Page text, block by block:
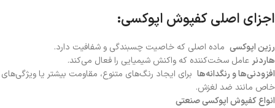
اجزای اصلی کفپوش اپوکسی:
رزین اپوکسی ماده اصلی که خاصیت چسبندگی و شفافیت دارد.
هاردنر عامل سخت‌کننده که واکنش شیمیایی را فعال می‌کند.
افزودنی‌ها و رنگدانه‌ها برای ایجاد رنگ‌های متنوع، مقاومت بیشتر یا ویژگی‌های
خاص مانند ضد لغزش.
انواع کفپوش اپوکسی صنعتی